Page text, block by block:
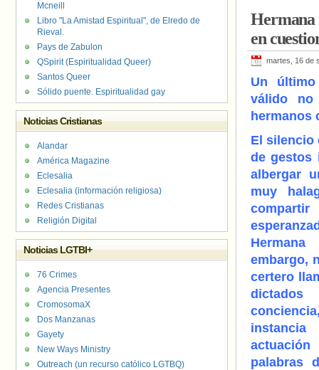
Hermana
en
martes, 16 de
Un
válido no
El silencio
de gestos
albergar
muy
embargo,
certero
palabras
Mcneill
Libro "La Amistad Espiritual", de Elredo de
Rieval.
Pays de Zabulon
QSpirit (Espiritualidad Queer)
Santos Queer
Sólido puente. Espiritualidad gay
Noticias Cristianas
Alandar
América Magazine
Eclesalia
Eclesalia (información religiosa)
Redes Cristianas
Religión Digital
Noticias LGTBI+
76 Crimes
Agencia Presentes
CromosomaX
Dos Manzanas
Gayety
New Ways Ministry
Outreach (un recurso católico LGTBQ)